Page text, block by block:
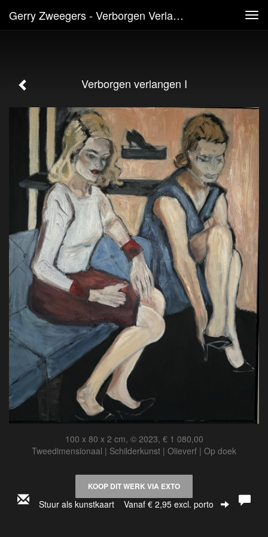
Gerry Zweegers - Verborgen Verlangen I
Verborgen verlangen I
100 x 80 x 2 cm, © 2023, € 1 080,00
Tweedimensionaal | Schilderkunst | Olieverf | Op doek
KOOP DIT WERK VIA EXTO
Stuur als kunstkaart Vanaf € 2,95 excl. porto